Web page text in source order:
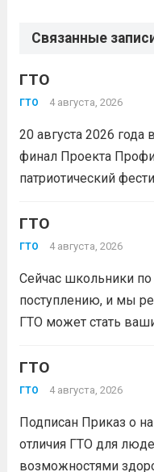
Связанные
ГТО
ГТО 4 августа, 2026
20 августа 2026 года
финал Проекта
патриотический
Первых-2026».В
победители
Кузбасса.Состав
из...Читать дальше
ГТО
ГТО 4 августа, 2026
Сейчас школьники по
поступлению, и мы
ГТО может стать
Многие университеты
баллы за
ГТО
ГТО 4 августа, 2026
Подписан Приказ о
отличия ГТО для
возможностями